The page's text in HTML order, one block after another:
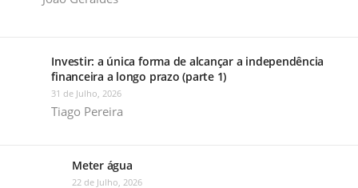
Investir: a única forma de alcançar a independência
financeira a longo prazo (parte 1)
31 de Julho, 2026
Tiago Pereira
Meter água
22 de Julho, 2026